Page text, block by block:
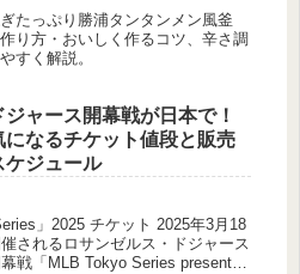
たっぷり勝浦タンタンメン風釜
り方・おいしく作るコツ、辛さ調
すく解説。
ジャース開幕戦が日本で！
になるチケット値段と販売
ケジュール
」2025 チケット 2025年3月18
されるロサンゼルス・ドジャース
戦「MLB Tokyo Series presented